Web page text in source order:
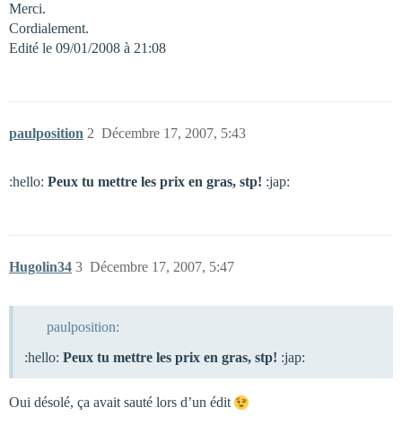
Merci.
Cordialement.
Edité le 09/01/2008 à 21:08
paulposition Décembre 17, 2007, 5:43
2
:hello: Peux tu mettre les prix en gras, stp! :jap:
Hugolin34 Décembre 17, 2007, 5:47
3
paulposition:
:hello: Peux tu mettre les prix en gras, stp! :jap:
Oui désolé, ça avait sauté lors d’un édit